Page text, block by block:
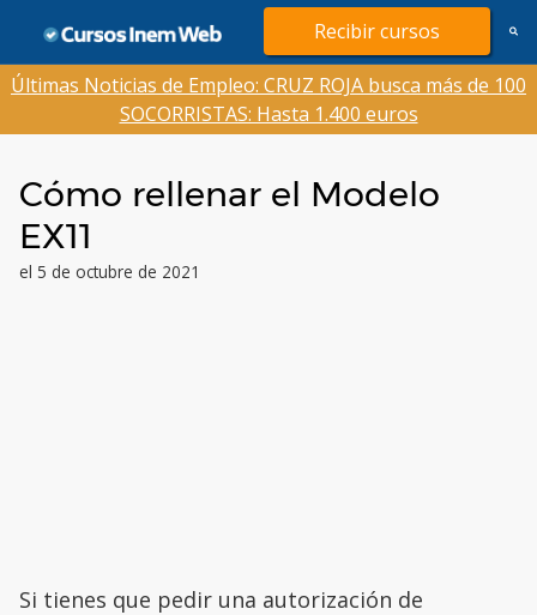
contenido
Recibir cursos
Últimas Noticias de Empleo: CRUZ ROJA busca más de 100
SOCORRISTAS: Hasta 1.400 euros
Cómo rellenar el Modelo
EX11
el 5 de octubre de 2021
Si tienes que pedir una autorización de